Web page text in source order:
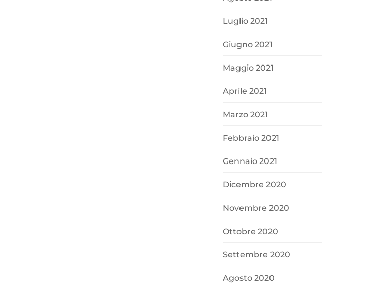
Luglio 2021
Giugno 2021
Maggio 2021
Aprile 2021
Marzo 2021
Febbraio 2021
Gennaio 2021
Dicembre 2020
Novembre 2020
Ottobre 2020
Settembre 2020
Agosto 2020